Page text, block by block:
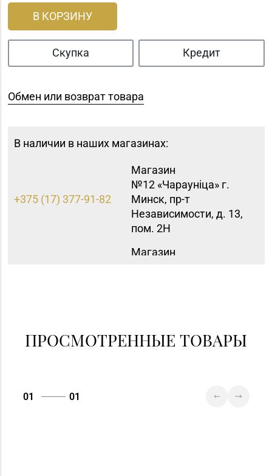
В КОРЗИНУ
Скупка Кредит
Обмен или возврат товара
В наличии в наших магазинах:
+375 (17) 377-91-82
Магазин
№12 «Чараунiца» г.
Минск, пр-т
Независимости, д. 13,
пом. 2Н
Магазин
ПРОСМОТРЕННЫЕ ТОВАРЫ
01 01